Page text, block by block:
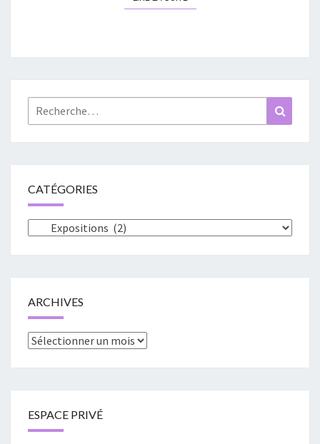
Rechercher :
CATÉGORIES
Catégories
ARCHIVES
Archives
ESPACE PRIVÉ